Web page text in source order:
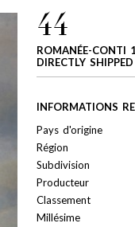
44
ROMANÉE-CONTI
DIRECTLY
INFORMATIONS
Pays d'origine
Région
Subdivision
Producteur
Classement
Millésime